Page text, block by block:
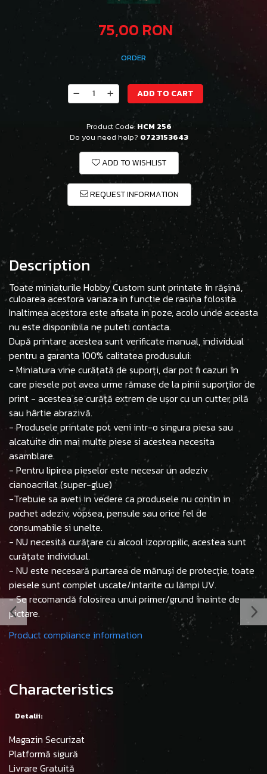
75,00 RON
ORDER
ADD TO CART
Product Code: HCM 256
Do you need help? 0723153643
ADD TO WISHLIST
REQUEST INFORMATION
Description
Toate miniaturile Hobby Custom sunt printate în rășină,
culoarea acestora variaza in functie de rasina folosita.
Inaltimea acestora este afisata in poze, acolo unde aceasta
nu este disponibila ne puteti contacta.
După printare acestea sunt verificate manual, individual
pentru a garanta 100% calitatea produsului:
- Miniatura vine curățată de suporți, dar pot fi cazuri în
care piesele pot avea urme rămase de la pinii suporților de
print - acestea se curăță extrem de ușor cu un cutter, pilă
sau hârtie abrazivă.
- Produsele printate pot veni intr-o singura piesa sau
alcatuite din mai multe piese si acestea necesita
asamblare.
- Pentru lipirea pieselor este necesar un adeziv
cianoacrilat (super-glue)
-Trebuie sa aveti in vedere ca produsele nu contin in
pachet adeziv, vopsea, pensule sau orice fel de
consumabile si unelte.
- NU necesită curățare cu alcool izopropilic, acestea sunt
curățate individual.
- NU este necesară purtarea de mănuși de protecție, toate
piesele sunt complet uscate/intarite cu lămpi UV.
- Se recomandă folosirea unui primer/grund înainte de
pictare.
Product compliance information
Characteristics
Detalii:
Magazin Securizat
Platformă sigură
Livrare Gratuită